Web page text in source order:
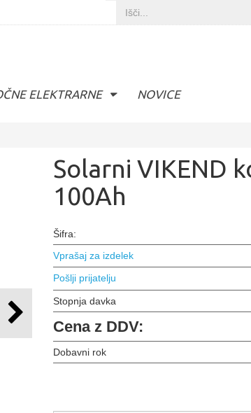
ELEKTRARNE NOVICE
Solarni VIKEND
100Ah
Šifra:
Vprašaj za izdelek
Pošlji prijatelju
Stopnja davka
Cena z DDV:
Dobavni rok